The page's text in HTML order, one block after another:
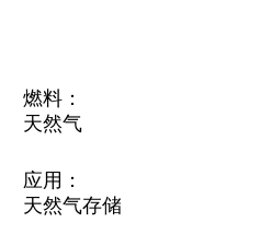
燃料：
天然气
应用：
天然气存储